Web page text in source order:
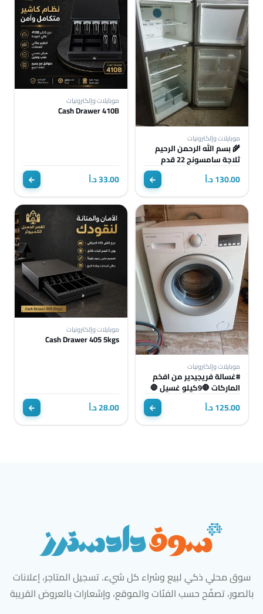
موبايلات وإلكترونيات
🌾 بسم الله الرحمن الرحيم
ثلاجة سامسونج 22 قدم
بحالة ممتازة جدًا 🌹 توفير
عالي لل
130.00 د.أ
موبايلات وإلكترونيات
Cash Drawer 410B
33.00 د.أ
موبايلات وإلكترونيات
#غسالة فريجيدير من افخم
الماركات 🛑9كيلو غسيل 🛑
انفيرتر 🛑 1200 دورة بحالة
الوكالة
125.00 د.أ
موبايلات وإلكترونيات
Cash Drawer 405 5kgs
28.00 د.أ
سوق محلي ذكي لبيع وشراء كل شيء. تسجيل المتاجر، إعلانات
بالصور، تصفّح حسب الفئات والموقع، وإشعارات بالعروض القريبة